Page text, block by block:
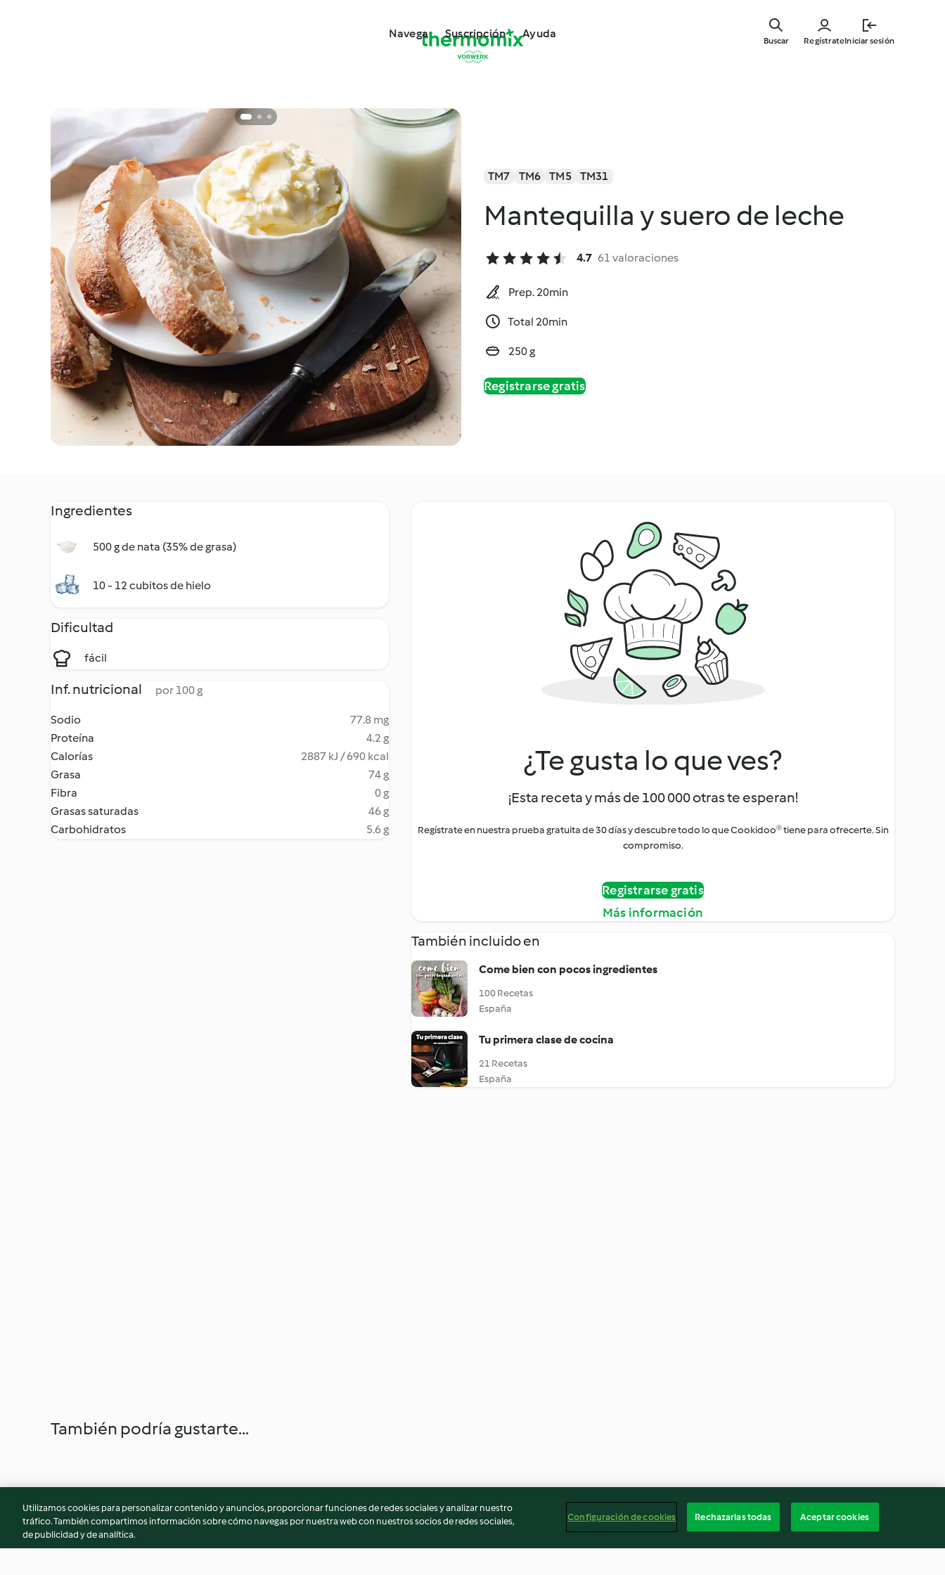
Navega Suscripción Ayuda
RegístrateIniciar sesión
Buscar
TM7 TM6 TM5 TM31
Mantequilla y suero de leche
4.7 61 valoraciones
Prep. 20min
Total 20min
250 g
Registrarse gratis
Ingredientes
500 g de nata (35% de grasa)
10 - 12 cubitos de hielo
Dificultad
fácil
Inf. nutricional por 100 g
Sodio
77.8 mg
Proteína
4.2 g
Calorías
2887 kJ / 690 kcal
Grasa
74 g
Fibra
0 g
Grasas saturadas
46 g
Carbohidratos
5.6 g
¿Te gusta lo que ves?
¡Esta receta y más de 100 000 otras te esperan!
Regístrate en nuestra prueba gratuita de 30 días y descubre todo lo que Cookidoo® tiene para ofrecerte. Sin
compromiso.
Registrarse gratis
Más información
También incluido en
Come bien con pocos ingredientes
100 Recetas
España
Tu primera clase de cocina
21 Recetas
España
También podría gustarte...
Utilizamos cookies para personalizar contenido y anuncios, proporcionar funciones de redes sociales y analizar nuestro
tráfico. También compartimos información sobre cómo navegas por nuestra web con nuestros socios de redes sociales,
de publicidad y de analítica.
Configuración de cookies Rechazarlas todas Aceptar cookies